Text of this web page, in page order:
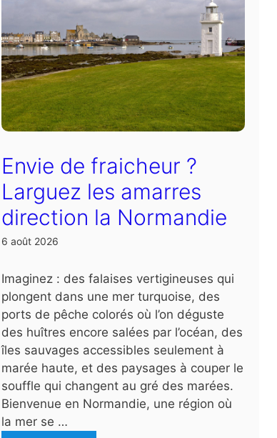
Envie de fraicheur ?
Larguez les amarres
direction la Normandie
6 août 2026
Imaginez : des falaises vertigineuses qui
plongent dans une mer turquoise, des
ports de pêche colorés où l’on déguste
des huîtres encore salées par l’océan, des
îles sauvages accessibles seulement à
marée haute, et des paysages à couper le
souffle qui changent au gré des marées.
Bienvenue en Normandie, une région où
la mer se …